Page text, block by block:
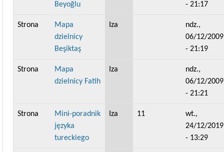
Beyoğlu
- 21:17
Strona
Mapa
dzielnicy
Beşiktaş
Iza
ndz.,
06/12/2009
- 21:19
Strona
Mapa
dzielnicy Fatih
Iza
ndz.,
06/12/2009
- 21:21
Strona
Mini-poradnik
języka
tureckiego
Iza 11
wt.,
24/12/2019
- 13:29